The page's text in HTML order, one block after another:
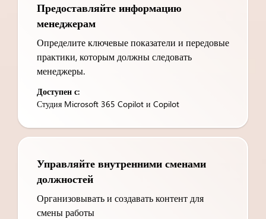
Предоставляйте информацию
менеджерам
Определите ключевые показатели и передовые
практики, которым должны следовать
менеджеры.
Доступен с:
Студия Microsoft 365 Copilot и Copilot
Управляйте внутренними сменами
должностей​
Организовывать и создавать контент для
смены работы